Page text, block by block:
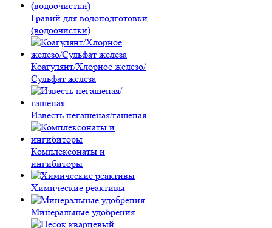
Гравий для водоподготовки
(водоочистки)
Коагулянт/Хлорное железо/
Сульфат железа
Известь негашёная/гашёная
Комплексонаты и
ингибиторы
Химические реактивы
Минеральные удобрения